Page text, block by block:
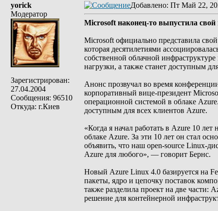
yorick
Модератор
Зарегистрирован:
27.04.2004
Сообщения: 96510
Откуда: г.Киев
Добавлено: Пт Май 22,
Microsoft наконец-то выпустила
Microsoft официально представила
которая десятилетиями
собственной облачной
нагрузки, а также станет доступным
Анонс прозвучал во время
корпоративный вице-президент
операционной системой в облаке
доступным для всех клиентов Azure.
«Когда я начал работать в Azure 10
облаке Azure. За эти 10 лет он стал
объявить, что наш open-source Linux-
Azure для любого», — говорит Бернс.
Новый Azure Linux 4.0 базируется на
пакеты, ядро и цепочку поставок
также разделила проект на две
решение для контейнерной